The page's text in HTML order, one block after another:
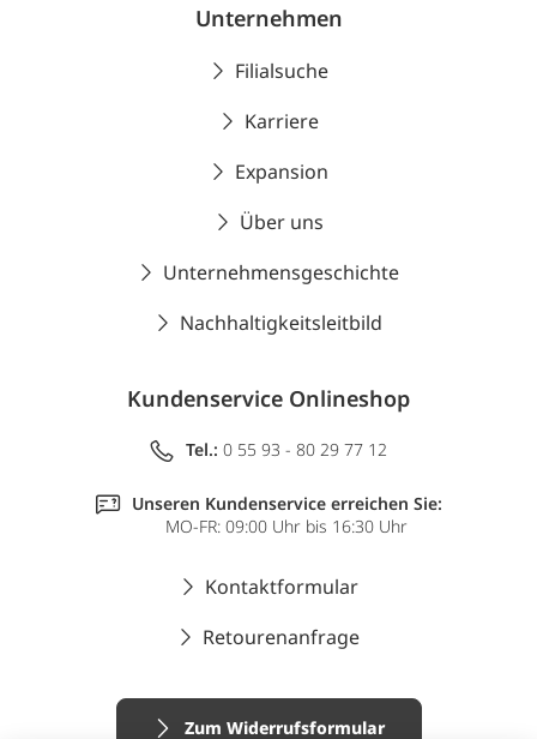
Unternehmen
Filialsuche
Karriere
Expansion
Über uns
Unternehmensgeschichte
Nachhaltigkeitsleitbild
Kundenservice Onlineshop
Tel.: 0 55 93 - 80 29 77 12
Unseren Kundenservice erreichen Sie:
MO-FR: 09:00 Uhr bis 16:30 Uhr
Kontaktformular
Retourenanfrage
Zum Widerrufsformular